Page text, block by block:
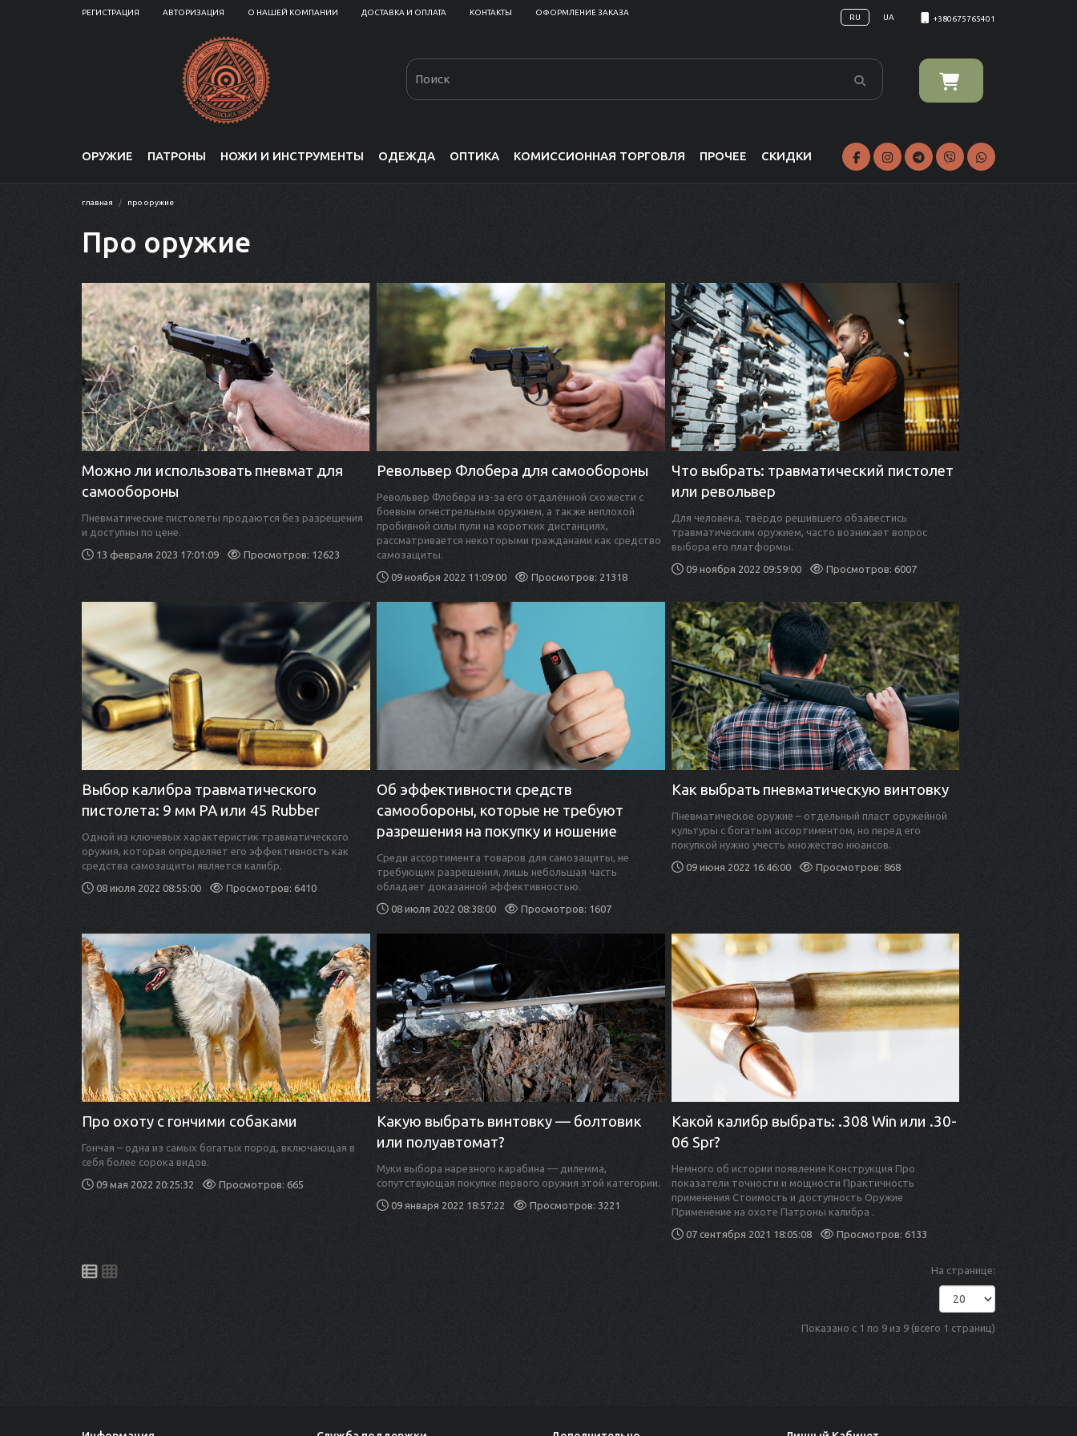
РЕГИСТРАЦИЯ АВТОРИЗАЦИЯ О НАШЕЙ КОМПАНИИ ДОСТАВКА И ОПЛАТА КОНТАКТЫ ОФОРМЛЕНИЕ ЗАКАЗА
RU UA +380675765401
ОРУЖИЕ ПАТРОНЫ НОЖИ И ИНСТРУМЕНТЫ ОДЕЖДА ОПТИКА КОМИССИОННАЯ ТОРГОВЛЯ ПРОЧЕЕ СКИДКИ
главная про оружие
Про оружие
Можно ли использовать пневмат для
самообороны
Пневматические пистолеты продаются без разрешения
и доступны по цене.
13 февраля 2023 17:01:09
Просмотров: 12623
Револьвер Флобера для самообороны
Револьвер Флобера из-за его отдалённой схожести с
боевым огнестрельным оружием, а также неплохой
пробивной силы пули на коротких дистанциях,
рассматривается некоторыми гражданами как средство
самозащиты.
09 ноября 2022 11:09:00
Просмотров: 21318
Что выбрать: травматический пистолет
или револьвер
Для человека, твёрдо решившего обзавестись
травматическим оружием, часто возникает вопрос
выбора его платформы.
09 ноября 2022 09:59:00
Просмотров: 6007
Выбор калибра травматического
пистолета: 9 мм PA или 45 Rubber
Одной из ключевых характеристик травматического
оружия, которая определяет его эффективность как
средства самозащиты является калибр.
08 июля 2022 08:55:00
Просмотров: 6410
Об эффективности средств
самообороны, которые не требуют
разрешения на покупку и ношение
Среди ассортимента товаров для самозащиты, не
требующих разрешения, лишь небольшая часть
обладает доказанной эффективностью.
08 июля 2022 08:38:00
Просмотров: 1607
Как выбрать пневматическую винтовку
Пневматическое оружие – отдельный пласт оружейной
культуры с богатым ассортиментом, но перед его
покупкой нужно учесть множество нюансов.
09 июня 2022 16:46:00
Просмотров: 868
Про охоту с гончими собаками
Гончая – одна из самых богатых пород, включающая в
себя более сорока видов.
09 мая 2022 20:25:32
Просмотров: 665
Какую выбрать винтовку — болтовик
или полуавтомат?
Муки выбора нарезного карабина — дилемма,
сопутствующая покупке первого оружия этой категории.
09 января 2022 18:57:22
Просмотров: 3221
Какой калибр выбрать: .308 Win или .30-
06 Spr?
Немного об истории появления Конструкция Про
показатели точности и мощности Практичность
применения Стоимость и доступность Оружие
Применение на охоте Патроны калибра .
07 сентября 2021 18:05:08
Просмотров: 6133
На странице:
Показано с 1 по 9 из 9 (всего 1 страниц)